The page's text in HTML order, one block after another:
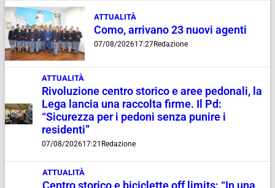
ATTUALITÀ
Como, arrivano 23 nuovi agenti
07/08/202617:27Redazione
ATTUALITÀ
Rivoluzione centro storico e aree pedonali, la
Lega lancia una raccolta firme. Il Pd:
“Sicurezza per i pedoni senza punire i
residenti”
07/08/202617:21 Redazione
ATTUALITÀ
Centro storico e biciclette off limits: “In una